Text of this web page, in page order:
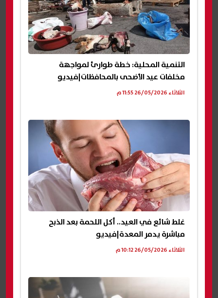
التنمية المحلية: خطة طوارئ لمواجهة
مخلفات عيد الأضحى بالمحافظات|فيديو
الثلاثاء 26/05/2026 11:55 م
غلط شائع في العيد.. أكل اللحمة بعد الذبح
مباشرة يدمر المعدة|فيديو
الثلاثاء 26/05/2026 10:12 م